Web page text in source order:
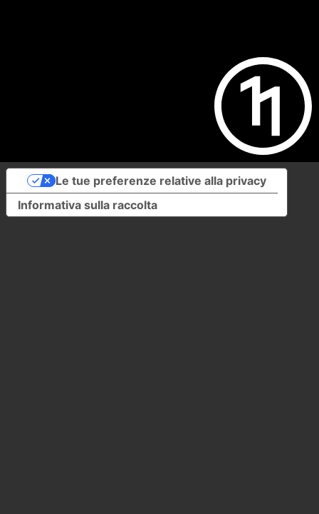
Informativa sulla raccolta
Le tue preferenze relative alla privacy